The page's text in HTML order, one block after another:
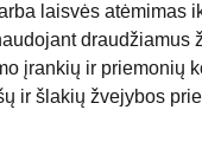
laisvės atėmimas
įrankių ir priemonių
ir šlakių žvejybos